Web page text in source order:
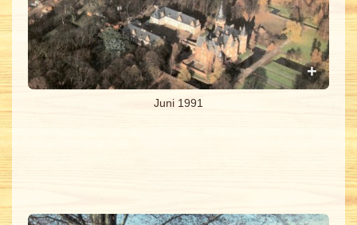
Juni 1991